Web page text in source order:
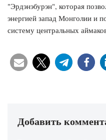
"Эрдэнэбурэн", которая
энергией запад Монголии и
систему центральных
Добавить